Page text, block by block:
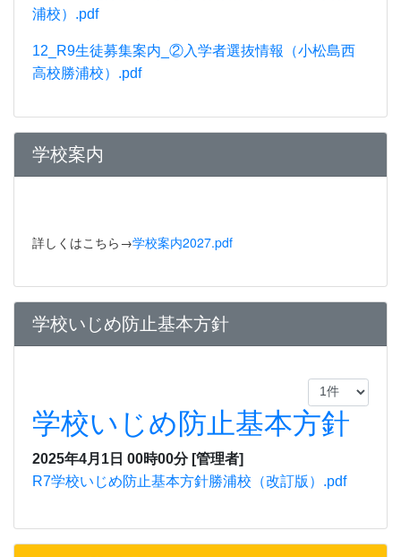
浦校）.pdf
12_R9生徒募集案内_②入学者選抜情報（小松島西
高校勝浦校）.pdf
学校案内
詳しくはこちら→学校案内2027.pdf
学校いじめ防止基本方針
学校いじめ防止基本方針
2025年4月1日 00時00分 [管理者]
R7学校いじめ防止基本方針勝浦校（改訂版）.pdf